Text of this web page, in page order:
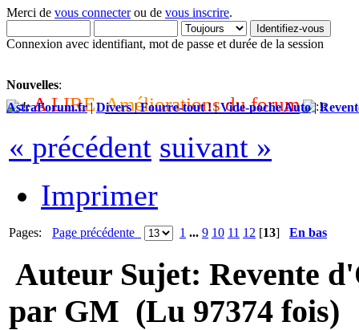
Merci de vous connecterou de vous inscrire.
Connexion avec identifiant, mot de passe et durée de la session
Nouvelles:
A LIRE: Améliorations du forum
AstraForum.fr|Divers|Fourre-tout !|Vide-poche Auto|
« précédent suivant »
Imprimer
Pages: Page précédente 1 ... 9 10 11 12 [13] En bas
Auteur Sujet: Revente
par GM (Lu 97374 fois)